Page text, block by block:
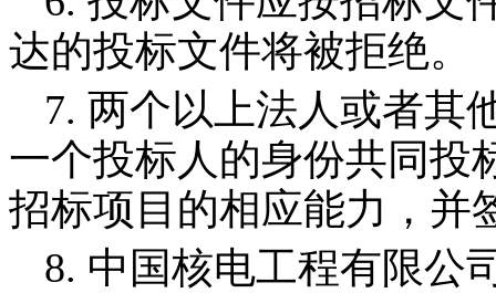
达的投标文件将被拒绝。
7. 两个以上法人或者其
一个投标人的身份共同投
招标项目的相应能力，并
8. 中国核电工程有限公